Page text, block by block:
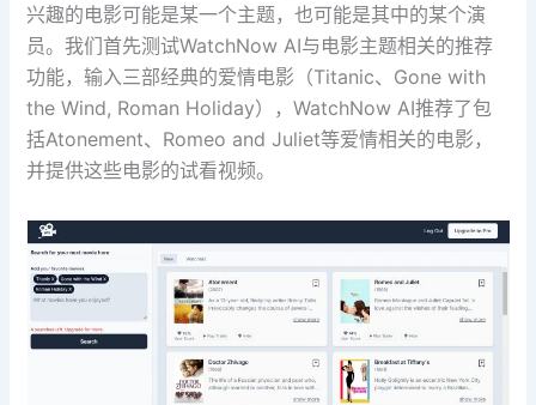
兴趣的电影可能是某一个主题，也可能是其中的某个演
员。我们首先测试WatchNow AI与电影主题相关的推荐
功能，输入三部经典的爱情电影（Titanic、Gone with
the Wind, Roman Holiday），WatchNow AI推荐了包
括Atonement、Romeo and Juliet等爱情相关的电影，
并提供这些电影的试看视频。